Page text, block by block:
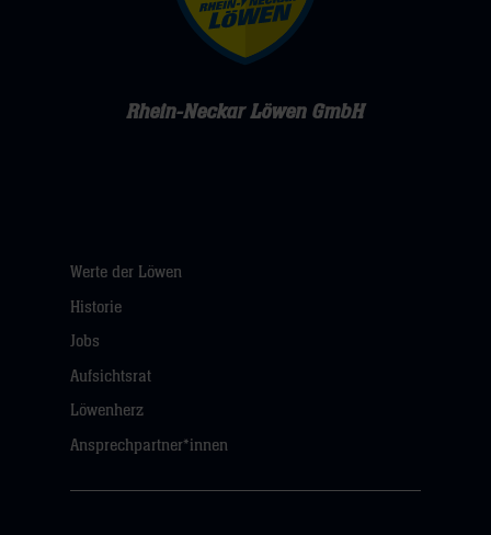
Rhein-Neckar Löwen GmbH
Werte der Löwen
Historie
Jobs
Aufsichtsrat
Löwenherz
Ansprechpartner*innen